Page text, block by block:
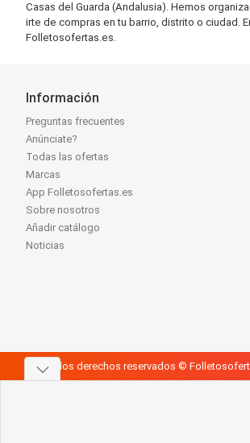
Casas del Guarda (Andalusia). Hemos
irte de compras en tu barrio, distrito o ciudad.
Folletosofertas.es.
Información
Preguntas frecuentes
Anúnciate?
Todas las ofertas
Marcas
App Folletosofertas.es
Sobre nosotros
Añadir catálogo
Noticias
Todos los derechos reservados ©